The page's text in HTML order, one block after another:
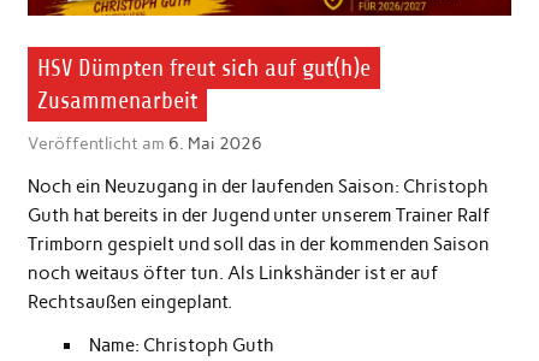
HSV Dümpten freut sich auf gut(h)e
Zusammenarbeit
Veröffentlicht am 6. Mai 2026
Noch ein Neuzugang in der laufenden Saison: Christoph
Guth hat bereits in der Jugend unter unserem Trainer Ralf
Trimborn gespielt und soll das in der kommenden Saison
noch weitaus öfter tun. Als Linkshänder ist er auf
Rechtsaußen eingeplant.
Name: Christoph Guth